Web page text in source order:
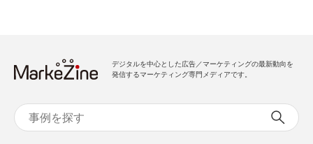
デジタルを中心とした広告／マーケティングの最新動向を
発信するマーケティング専門メディアです。